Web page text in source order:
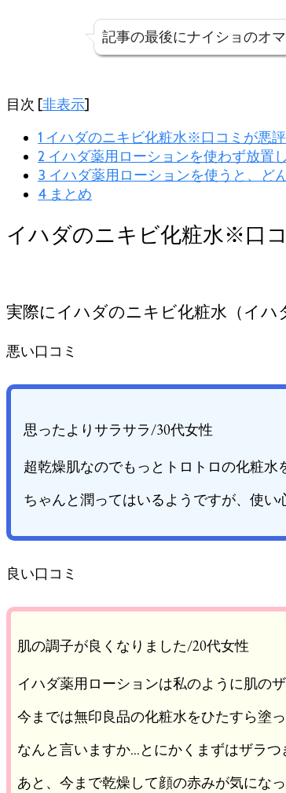
ら
け
し
穴
は？)
記事の最後にナイショのオ
目次 [非表示]
1 イハダのニキビ化粧水※口コミが悪
2 イハダ薬用ローションを使わず放置
3 イハダ薬用ローションを使うと、ど
4 まとめ
イハダのニキビ化粧水※口
実際にイハダのニキビ化粧水（イハ
悪い口コミ
思ったよりサラサラ/30代女性
超乾燥肌なのでもっとトロトロの化粧水
ちゃんと潤ってはいるようですが、使い
良い口コミ
肌の調子が良くなりました/20代女性
イハダ薬用ローションは私のように肌の
今までは無印良品の化粧水をひたすら塗
なんと言いますか…とにかくまずはザラつ
あと、今まで乾燥して顔の赤みが気にな